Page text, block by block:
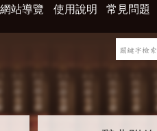
網站導覽 使用說明 常見問題